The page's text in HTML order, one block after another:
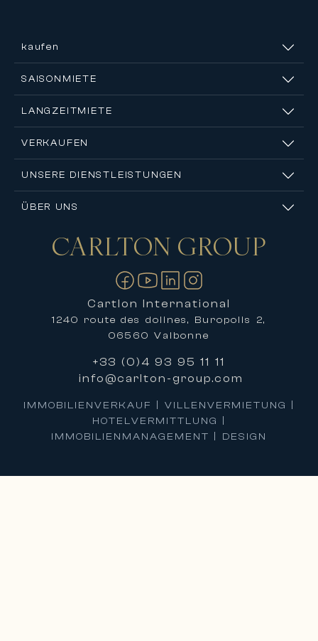
kaufen
SAISONMIETE
LANGZEITMIETE
VERKAUFEN
UNSERE DIENSTLEISTUNGEN
ÜBER UNS
KontaktCARLTON GROUP
Cartlon International
1240 route des dolines, Buropolis 2,
06560 Valbonne
+33 (0)4 93 95 11 11
info@carlton-group.com
IMMOBILIENVERKAUF | VILLENVERMIETUNG |
HOTELVERMITTLUNG |
IMMOBILIENMANAGEMENT | DESIGN